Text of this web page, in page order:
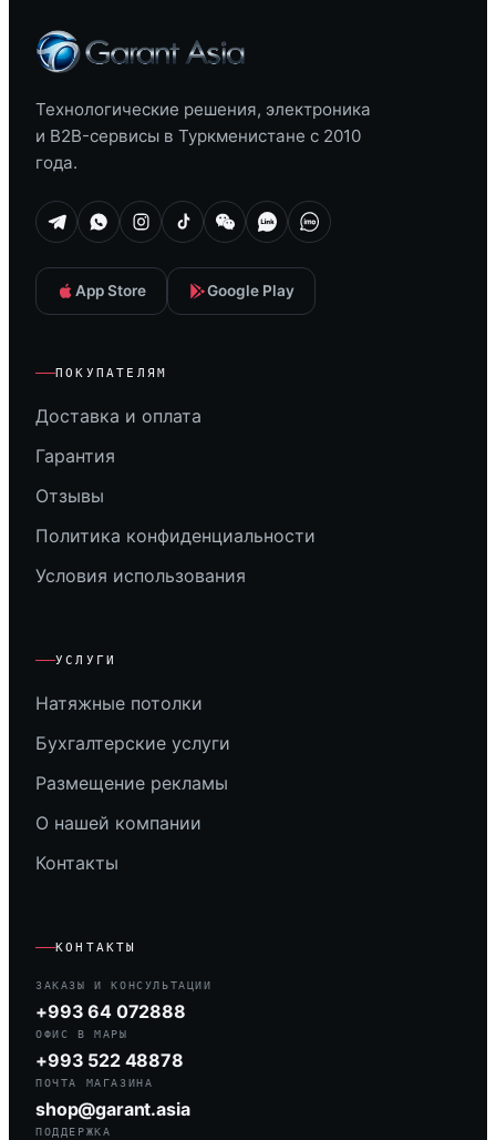
Технологические решения, электроника
и B2B-сервисы в Туркменистане с 2010
года.
App Store Google Play
ПОКУПАТЕЛЯМ
Доставка и оплата
Гарантия
Отзывы
Политика конфиденциальности
Условия использования
УСЛУГИ
Натяжные потолки
Бухгалтерские услуги
Размещение рекламы
О нашей компании
Контакты
КОНТАКТЫ
ЗАКАЗЫ И КОНСУЛЬТАЦИИ
+993 64 072888
ОФИС В МАРЫ
+993 522 48878
ПОЧТА МАГАЗИНА
shop@garant.asia
ПОДДЕРЖКА